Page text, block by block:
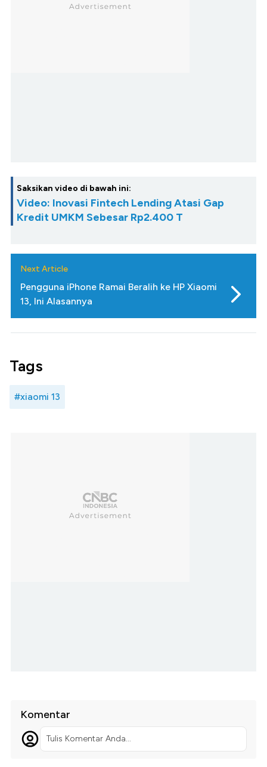
Saksikan video di bawah ini:
Video: Inovasi Fintech Lending Atasi Gap
Kredit UMKM Sebesar Rp2.400 T
Next Article
Pengguna iPhone Ramai Beralih ke HP Xiaomi
13, Ini Alasannya
Tags
#xiaomi 13
Komentar
Tulis Komentar Anda...